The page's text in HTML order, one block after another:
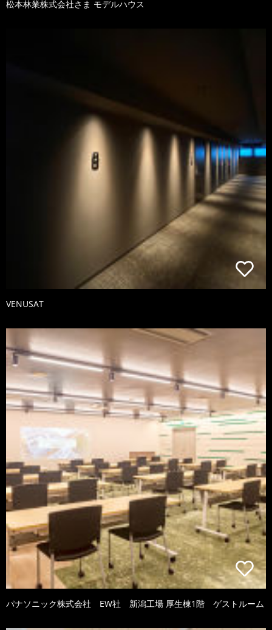
松本林業株式会社さま モデルハウス
VENUSAT
パナソニック株式会社 EW社 新潟工場 厚生棟1階 ゲストルーム